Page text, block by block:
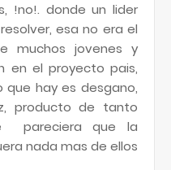
!no!. donde un lider
esa no era el
muchos jovenes y
en el proyecto pais,
que hay es desgano,
producto de tanto
pareciera que la
nada mas de ellos.